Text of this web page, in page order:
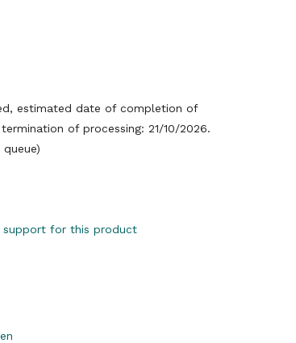
estimated date of completion of
of processing: 21/10/2026.
support for this product